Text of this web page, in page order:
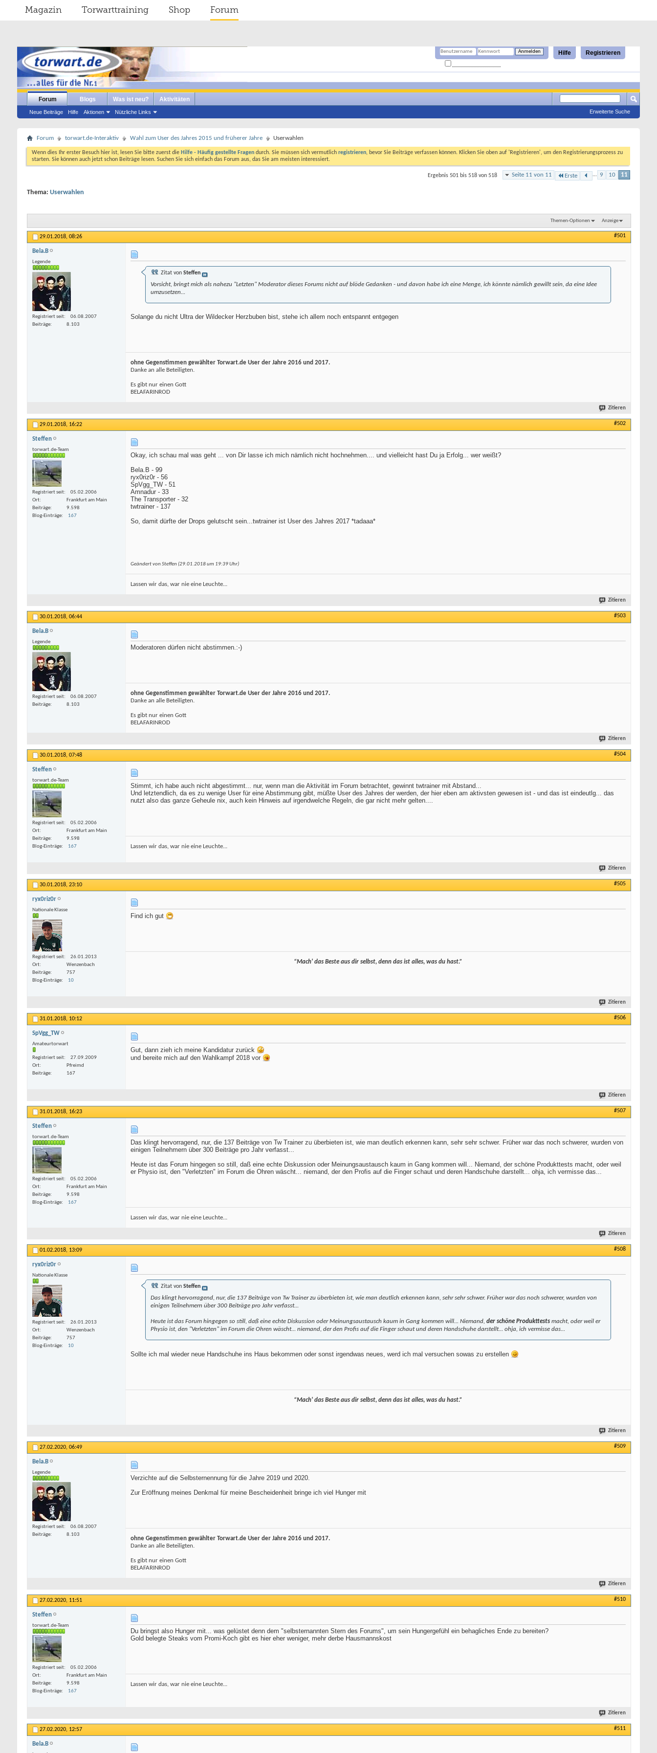
Magazin Torwarttraining Shop Forum
Registrieren
Hilfe
Forum
Neue Beiträge Hilfe Aktionen Nützliche Links
Blogs Was ist neu? Aktivitäten
Erweiterte Suche
Forum torwart.de-Interaktiv Wahl zum User des Jahres 2015 und früherer Jahre Userwahlen
Wenn dies Ihr erster Besuch hier ist, lesen Sie bitte zuerst die Hilfe - Häufig gestellte Fragen durch. Sie müssen sich vermutlich registrieren, bevor Sie Beiträge verfassen können. Klicken Sie oben auf 'Registrieren', um den Registrierungsprozess zu
starten. Sie können auch jetzt schon Beiträge lesen. Suchen Sie sich einfach das Forum aus, das Sie am meisten interessiert.
Seite 11 von 11 Erste ... 9 10 11
Ergebnis 501 bis 518 von 518
Thema: Userwahlen
Themen-Optionen Anzeige
29.01.2018, 08:26 #501
Bela.B
Legende
Registriert seit
06.08.2007
Beiträge
8.103
Zitat von Steffen
Vorsicht, bringt mich als nahezu "Letzten" Moderator dieses Forums nicht auf blöde Gedanken - und davon habe ich eine Menge, ich könnte nämlich gewillt sein, da eine Idee
umzusetzen...
Solange du nicht Ultra der Wildecker Herzbuben bist, stehe ich allem noch entspannt entgegen
ohne Gegenstimmen gewählter Torwart.de User der Jahre 2016 und 2017.
Danke an alle Beteiligten.
Es gibt nur einen Gott
BELAFARINROD
Zitieren
29.01.2018, 16:22 #502
Steffen
torwart.de-Team
Registriert seit
05.02.2006
Ort
Frankfurt am Main
Beiträge
9.598
Blog-Einträge
167
Okay, ich schau mal was geht ... von Dir lasse ich mich nämlich nicht hochnehmen.... und vielleicht hast Du ja Erfolg... wer weißt?
Bela.B - 99
ryx0riz0r - 56
SpVgg_TW - 51
Amnadur - 33
The Transporter - 32
twtrainer - 137
So, damit dürfte der Drops gelutscht sein...twtrainer ist User des Jahres 2017 *tadaaa*
Geändert von Steffen (29.01.2018 um 19:39Uhr)
Lassen wir das, war nie eine Leuchte...
Zitieren
30.01.2018, 06:44 #503
Bela.B
Legende
Registriert seit
06.08.2007
Beiträge
8.103
Moderatoren dürfen nicht abstimmen.:-)
ohne Gegenstimmen gewählter Torwart.de User der Jahre 2016 und 2017.
Danke an alle Beteiligten.
Es gibt nur einen Gott
BELAFARINROD
Zitieren
30.01.2018, 07:48 #504
Steffen
torwart.de-Team
Registriert seit
05.02.2006
Ort
Frankfurt am Main
Beiträge
9.598
Blog-Einträge
167
Stimmt, ich habe auch nicht abgestimmt... nur, wenn man die Aktivität im Forum betrachtet, gewinnt twtrainer mit Abstand...
Und letztendlich, da es zu wenige User für eine Abstimmung gibt, müßte User des Jahres der werden, der hier eben am aktivsten gewesen ist - und das ist eindeutlg... das
nutzt also das ganze Geheule nix, auch kein Hinweis auf irgendwelche Regeln, die gar nicht mehr gelten....
Lassen wir das, war nie eine Leuchte...
Zitieren
30.01.2018, 23:10 #505
ryx0riz0r
Nationale Klasse
Registriert seit
26.01.2013
Ort
Wenzenbach
Beiträge
757
Blog-Einträge
10
Find ich gut
“Mach' das Beste aus dir selbst, denn das ist alles, was du hast.”
Zitieren
31.01.2018, 10:12 #506
SpVgg_TW
Amateurtorwart
Registriert seit
27.09.2009
Ort
Pfreimd
Beiträge
167
Gut, dann zieh ich meine Kandidatur zurück
und bereite mich auf den Wahlkampf 2018 vor
Zitieren
31.01.2018, 16:23 #507
Steffen
torwart.de-Team
Registriert seit
05.02.2006
Ort
Frankfurt am Main
Beiträge
9.598
Blog-Einträge
167
Das klingt hervorragend, nur, die 137 Beiträge von Tw Trainer zu überbieten ist, wie man deutlich erkennen kann, sehr sehr schwer. Früher war das noch schwerer, wurden von
einigen Teilnehmern über 300 Beiträge pro Jahr verfasst...
Heute ist das Forum hingegen so still, daß eine echte Diskussion oder Meinungsaustausch kaum in Gang kommen will... Niemand, der schöne Produkttests macht, oder weil
er Physio ist, den "Verletzten" im Forum die Ohren wäscht... niemand, der den Profis auf die Finger schaut und deren Handschuhe darstellt... ohja, ich vermisse das...
Lassen wir das, war nie eine Leuchte...
Zitieren
01.02.2018, 13:09 #508
ryx0riz0r
Nationale Klasse
Registriert seit
26.01.2013
Ort
Wenzenbach
Beiträge
757
Blog-Einträge
10
Zitat von Steffen
Das klingt hervorragend, nur, die 137 Beiträge von Tw Trainer zu überbieten ist, wie man deutlich erkennen kann, sehr sehr schwer. Früher war das noch schwerer, wurden von
einigen Teilnehmern über 300 Beiträge pro Jahr verfasst...
Heute ist das Forum hingegen so still, daß eine echte Diskussion oder Meinungsaustausch kaum in Gang kommen will... Niemand, der schöne Produkttests macht, oder weil er
Physio ist, den "Verletzten" im Forum die Ohren wäscht... niemand, der den Profis auf die Finger schaut und deren Handschuhe darstellt... ohja, ich vermisse das...
Sollte ich mal wieder neue Handschuhe ins Haus bekommen oder sonst irgendwas neues, werd ich mal versuchen sowas zu erstellen
“Mach' das Beste aus dir selbst, denn das ist alles, was du hast.”
Zitieren
27.02.2020, 06:49 #509
Bela.B
Legende
Registriert seit
06.08.2007
Beiträge
8.103
Verzichte auf die Selbsternennung für die Jahre 2019 und 2020.
Zur Eröffnung meines Denkmal für meine Bescheidenheit bringe ich viel Hunger mit
ohne Gegenstimmen gewählter Torwart.de User der Jahre 2016 und 2017.
Danke an alle Beteiligten.
Es gibt nur einen Gott
BELAFARINROD
Zitieren
27.02.2020, 11:51 #510
Steffen
torwart.de-Team
Registriert seit
05.02.2006
Ort
Frankfurt am Main
Beiträge
9.598
Blog-Einträge
167
Du bringst also Hunger mit... was gelüstet denn dem "selbsternannten Stern des Forums", um sein Hungergefühl ein behagliches Ende zu bereiten?
Gold belegte Steaks vom Promi-Koch gibt es hier eher weniger, mehr derbe Hausmannskost
Lassen wir das, war nie eine Leuchte...
Zitieren
27.02.2020, 12:57 #511
Bela.B